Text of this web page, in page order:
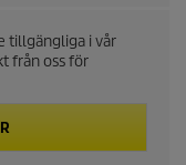
tillgängliga i vår
från oss för